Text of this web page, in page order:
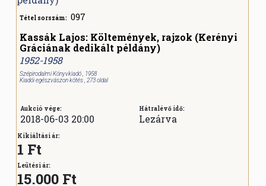
Tétel sorszám: 097
Kassák Lajos: Költemények, rajzok (Kerényi
Gráciának dedikált példány)
1952-1958
Szépirodalmi Könyvkiadó , 1958
Kiadói egészvászon kötés , 273 oldal
Aukció vége:
2018-06-03 20:00
Hátralévő idő:
Lezárva
Kikiáltási ár:
1 Ft
Leütési ár:
15.000 Ft